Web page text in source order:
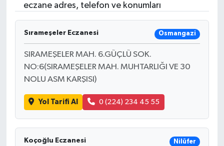
eczane adres, telefon ve konumları
Sırameşeler Eczanesi Osmangazi
SIRAMEŞELER MAH. 6.GÜÇLÜ SOK.
NO:6(SIRAMEŞELER MAH. MUHTARLIĞI VE 30
NOLU ASM KARŞISI)
Yol Tarifi Al 0 (224) 234 45 55
Koçoğlu Eczanesi Nilüfer